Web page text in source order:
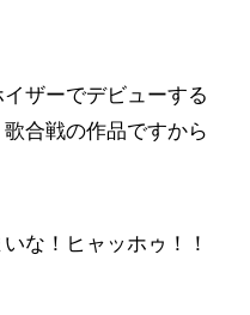
ザーでデビューする
合戦の作品ですから
な！ヒャッホゥ！！